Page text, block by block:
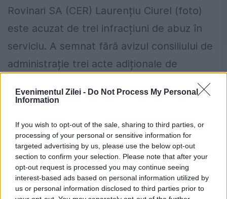
Evenimentul Zilei - Do Not Process My Personal
Information
If you wish to opt-out of the sale, sharing to third parties, or
processing of your personal or sensitive information for
targeted advertising by us, please use the below opt-out
section to confirm your selection. Please note that after your
opt-out request is processed you may continue seeing
interest-based ads based on personal information utilized by
us or personal information disclosed to third parties prior to
Rovinari SA (CER) Laurențiu Ciurel (foto)
este acuzat de trei infracțiuni de abuz în
serviciu. A semnat fără avizul consiliului de
administrație trei acte adiționale de
asistență juridică cu casa de avocatură a lui
Șova. Prin contract a fost stabilit onorariul
2008, în baza actelor semnate de Ciurel,
trei avocați ai lui Șova au muncit 24 de ore
pe zi, pentru a redacta o concluzie într-un
dosar de la Judecătoria Miercurea Ciuc.